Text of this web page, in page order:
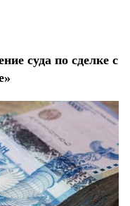
суда по сделке с